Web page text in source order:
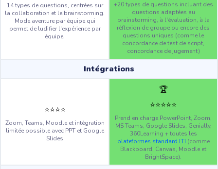
14 types de questions, centrées sur
la collaboration et le brainstorming.
Mode aventure par équipe qui
permet de ludifier l'expérience par
équipe.
+20 types de questions incluant des
questions adaptées au
brainstorming, à l'évaluation, à la
réflexion de groupe ou encore des
questions uniques (comme le
concordance de test de script,
concordance de jugement)
Intégrations
⭐️⭐️⭐️⭐️
Zoom, Teams, Moodle et intégration
limitée possible avec PPT et Google
Slides
🏆
⭐️⭐️⭐️⭐️⭐️
Prend en charge PowerPoint, Zoom,
MS Teams, Google Slides, Genially,
360Learning + toutes les
plateformes standard LTI (comme
Blackboard, Canvas, Moodle et
BrightSpace).